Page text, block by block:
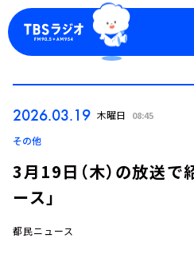
2026.03.19 木曜日 08:45
その他
3月19日（木）の放送で
ース」
都民ニュース